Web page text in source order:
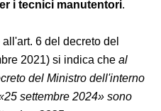
, relativo alla
all'art. 6 del decreto del
2021) si indica cheal
del Ministro